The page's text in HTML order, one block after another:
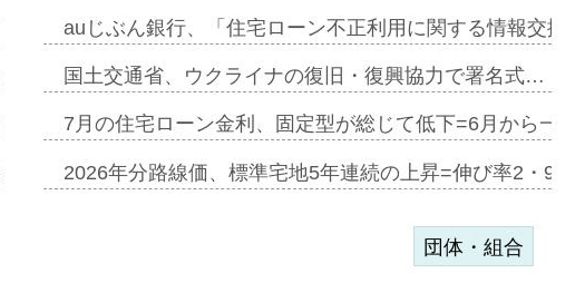
住遊」融合型の賃…
へ=ガーデンカフェ…
開発で初協業=お互…
こどりのコリビング…
auじぶん銀行、「住宅ローン不正利用に関する情報交換
国土交通省、ウクライナの復旧・復興協力で署名式…
7月の住宅ローン金利、固定型が総じて低下=6月から一
2026年分路線価、標準宅地5年連続の上昇=伸び率2・
団体・組合